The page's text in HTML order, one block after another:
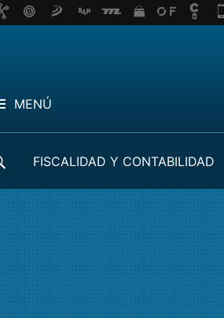
MENÚ
FISCALIDAD Y CONTABILIDAD